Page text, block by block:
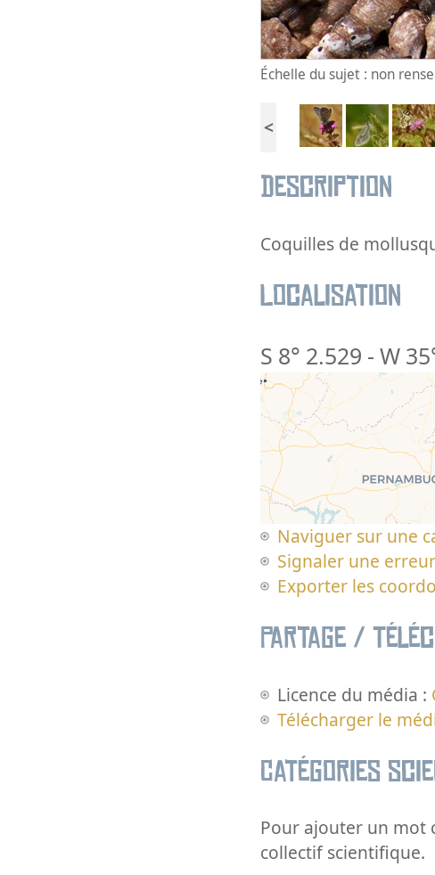
Échelle du sujet : non
<
Description
Coquilles de
Localisation
S 8° 2.529 - W
Naviguer sur une
Signaler une
Exporter les
Partage /
Licence du média :
Télécharger le
Catégories
Pour ajouter un mot
collectif scientifique.